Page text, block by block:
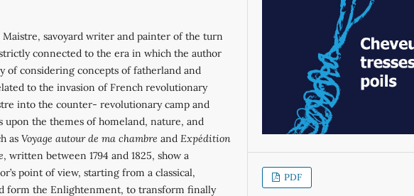
savoyard writer and painter of the turn
connected to the era in which the author
of considering concepts of fatherland and
to the invasion of French revolutionary
into the counter‐ revolutionary camp and
the themes of homeland, nature, and
as Voyage autour de ma chambre and Expédition
, written between 1794 and 1825, show a
point of view, starting from a classical,
form the Enlightenment, to transform finally
PDF